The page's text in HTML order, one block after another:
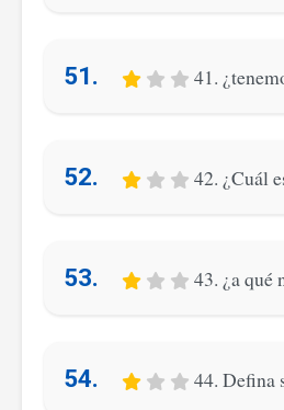
51. 41.
52. 42. ¿Cuál
53. 43. ¿a qué
54. 44. Defina